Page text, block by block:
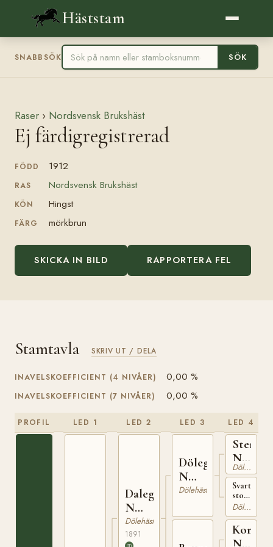
Häststam
SNABBSÖK SÖK
Raser › Nordsvensk Brukshäst
Ej färdigregistrerad
FÖDD 1912
RAS Nordsvensk Brukshäst
KÖN Hingst
FÄRG mörkbrun
SKICKA IN BILD RAPPORTERA FEL
Stamtavla SKRIV UT / DELA
INAVELSKOEFFICIENT (4 NIVÅER) 0,00 %
INAVELSKOEFFICIENT (7 NIVÅER) 0,00 %
PROFIL LED 1 LED 2
Dalegudbrand
N
446
Dölehäst
1891
LED 3
Dölegubben
N
169
Dölehäst
LED 4
N
126Dölehäst
Svart
sto
född
1871
på
Enge
Dölehäst
N